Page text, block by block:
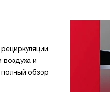
воздуха и
обзор